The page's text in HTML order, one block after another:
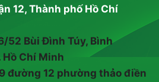
12, Thành phố Hồ Chí
52 Bùi Đình Túy, Bình
Hồ Chí Minh
đường 12 phường thảo điền